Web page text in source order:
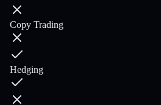
Copy Trading
Hedging